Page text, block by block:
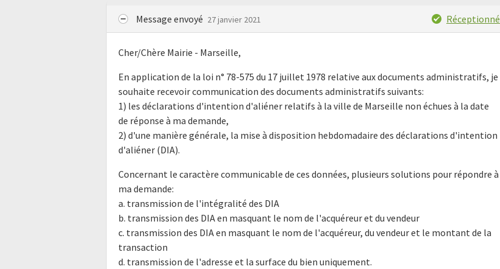
Message envoyé 27 janvier 2021 Réceptionné
Cher/Chère Mairie - Marseille,
En application de la loi n° 78-575 du 17 juillet 1978 relative aux documents administratifs, je
souhaite recevoir communication des documents administratifs suivants:
1) les déclarations d'intention d'aliéner relatifs à la ville de Marseille non échues à la date
de réponse à ma demande,
2) d'une manière générale, la mise à disposition hebdomadaire des déclarations d'intention
d'aliéner (DIA).
Concernant le caractère communicable de ces données, plusieurs solutions pour répondre à
ma demande:
a. transmission de l'intégralité des DIA
b. transmission des DIA en masquant le nom de l'acquéreur et du vendeur
c. transmission des DIA en masquant le nom de l'acquéreur, du vendeur et le montant de la
transaction
d. transmission de l'adresse et la surface du bien uniquement.